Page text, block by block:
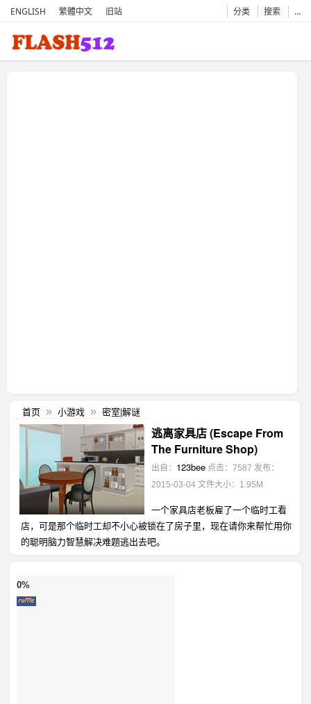
ENGLISH 繁體中文 旧站 分类 搜索 …
首页 » 小游戏 » 密室|解谜
逃离家具店 (Escape From
The Furniture Shop)
出自： 123bee 点击：7587 发布：
2015-03-04 文件大小：1.95M
一个家具店老板雇了一个临时工看
店，可是那个临时工却不小心被锁在了房子里，现在请你来帮忙用你
的聪明脑力智慧解决难题逃出去吧。
0%